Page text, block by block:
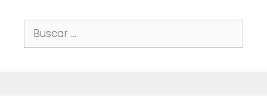
Buscar: